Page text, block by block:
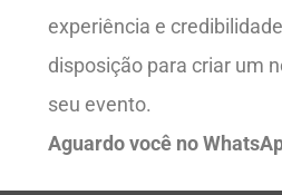
experiência e
disposição para criar um
seu evento.
Aguardo você no